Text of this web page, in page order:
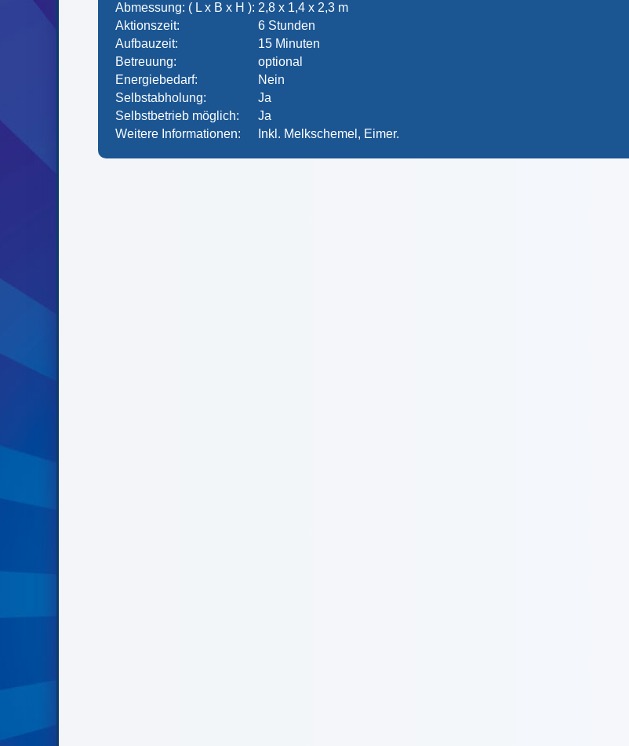
Abmessung: ( L x B x H ): 2,8 x 1,4 x 2,3 m
Aktionszeit:
6 Stunden
Aufbauzeit:
15 Minuten
Betreuung:
optional
Energiebedarf:
Nein
Selbstabholung:
Ja
Selbstbetrieb möglich:
Ja
Weitere Informationen:
Inkl. Melkschemel, Eimer.